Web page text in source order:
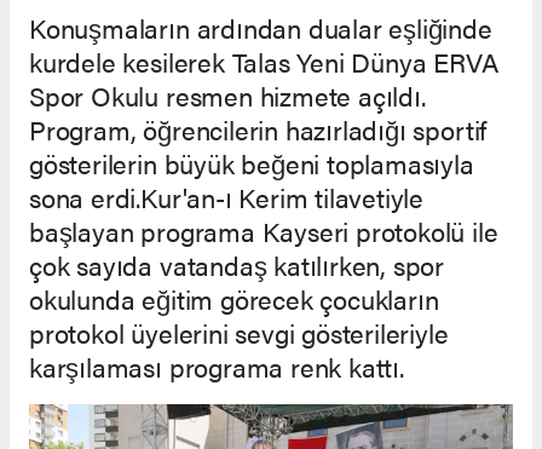
Konuşmaların ardından dualar eşliğinde
kurdele kesilerek Talas Yeni Dünya ERVA
Spor Okulu resmen hizmete açıldı.
Program, öğrencilerin hazırladığı sportif
gösterilerin büyük beğeni toplamasıyla
sona erdi.Kur'an-ı Kerim tilavetiyle
başlayan programa Kayseri protokolü ile
çok sayıda vatandaş katılırken, spor
okulunda eğitim görecek çocukların
protokol üyelerini sevgi gösterileriyle
karşılaması programa renk kattı.